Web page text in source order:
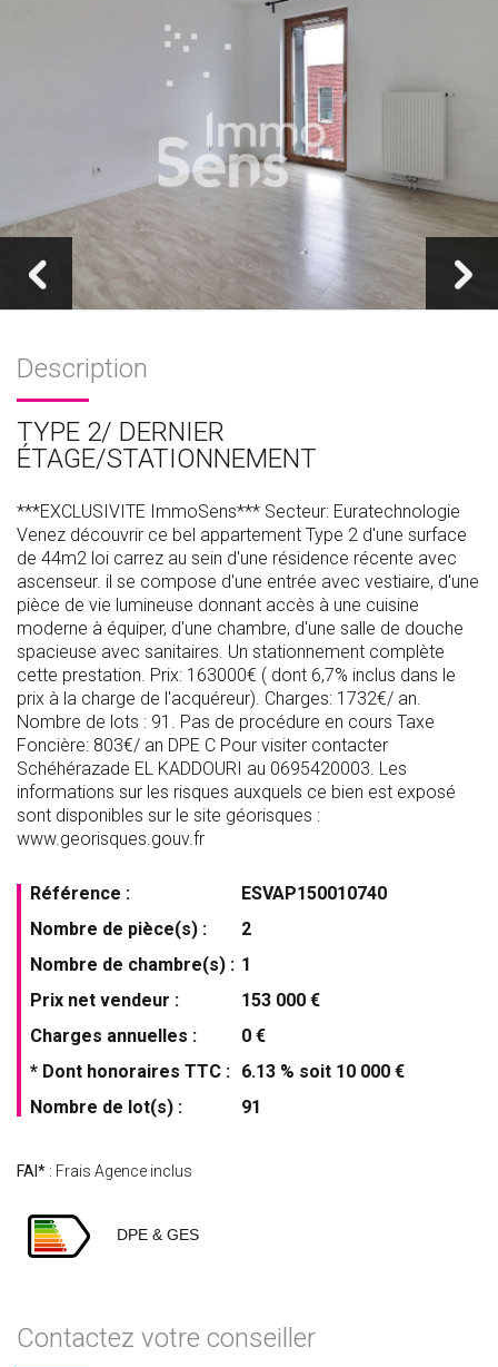
Description
TYPE 2/ DERNIER
ÉTAGE/STATIONNEMENT
***EXCLUSIVITE ImmoSens*** Secteur: Euratechnologie
Venez découvrir ce bel appartement Type 2 d'une surface
de 44m2 loi carrez au sein d'une résidence récente avec
ascenseur. il se compose d'une entrée avec vestiaire, d'une
pièce de vie lumineuse donnant accès à une cuisine
moderne à équiper, d'une chambre, d'une salle de douche
spacieuse avec sanitaires. Un stationnement complète
cette prestation. Prix: 163000€ ( dont 6,7% inclus dans le
prix à la charge de l'acquéreur). Charges: 1732€/ an.
Nombre de lots : 91. Pas de procédure en cours Taxe
Foncière: 803€/ an DPE C Pour visiter contacter
Schéhérazade EL KADDOURI au 0695420003. Les
informations sur les risques auxquels ce bien est exposé
sont disponibles sur le site géorisques :
www.georisques.gouv.fr
Référence :
ESVAP150010740
Nombre de pièce(s) :
2
Nombre de chambre(s) : 1
Prix net vendeur :
153 000 €
Charges annuelles :
0 €
* Dont honoraires TTC : 6.13 % soit 10 000 €
Nombre de lot(s) :
91
FAI* : Frais Agence inclus
DPE & GES
Contactez votre conseiller